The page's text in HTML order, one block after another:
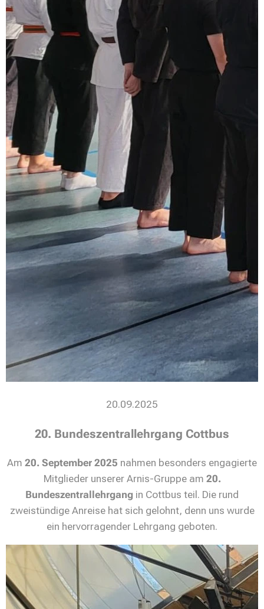
20.09.2025
20. Bundeszentrallehrgang Cottbus
Am 20. September 2025 nahmen besonders engagierte
Mitglieder unserer Arnis-Gruppe am 20.
Bundeszentrallehrgang in Cottbus teil. Die rund
zweistündige Anreise hat sich gelohnt, denn uns wurde
ein hervorragender Lehrgang geboten.